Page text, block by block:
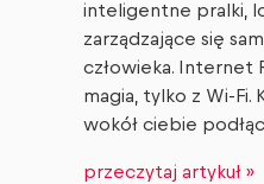
inteligentne pralki,
zarządzające się
człowieka. Internet
magia, tylko z Wi-
wokół ciebie
przeczytaj artykuł »